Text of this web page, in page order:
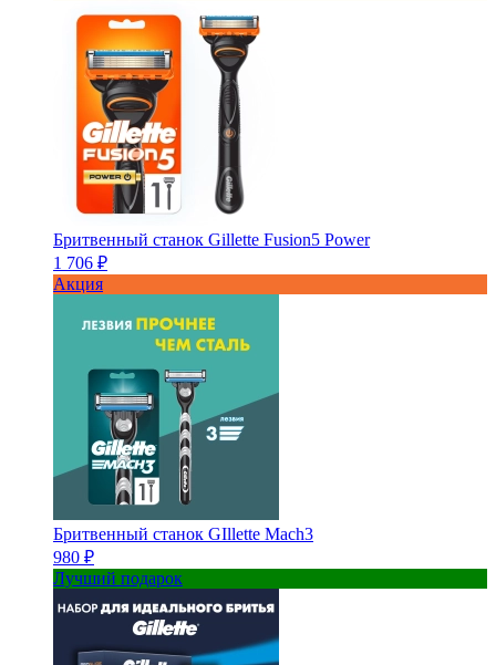
Бритвенный станок Gillette Fusion5 Power
1 706 ₽
Акция
Бритвенный станок GIllette Mach3
980 ₽
Лучший подарок